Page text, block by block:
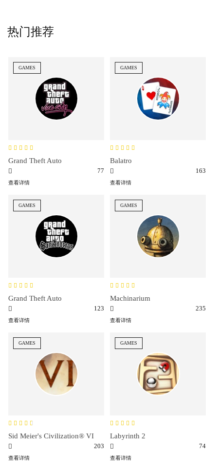
热门推荐
GAMES
Grand Theft Auto
77
查看详情
GAMES
Balatro
163
查看详情
GAMES
Grand Theft Auto
123
查看详情
GAMES
Machinarium
235
查看详情
GAMES
Sid Meier's Civilization® VI
203
查看详情
GAMES
Labyrinth 2
74
查看详情